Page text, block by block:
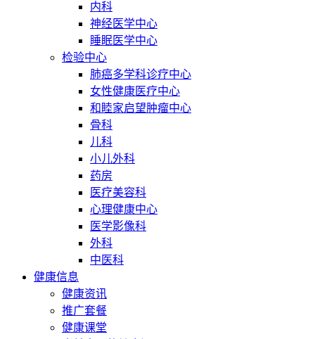
内科
神经医学中心
睡眠医学中心
检验中心
肺癌多学科诊疗中心
女性健康医疗中心
和睦家启望肿瘤中心
骨科
儿科
小儿外科
药房
医疗美容科
心理健康中心
医学影像科
外科
中医科
健康信息
健康资讯
推广套餐
健康课堂